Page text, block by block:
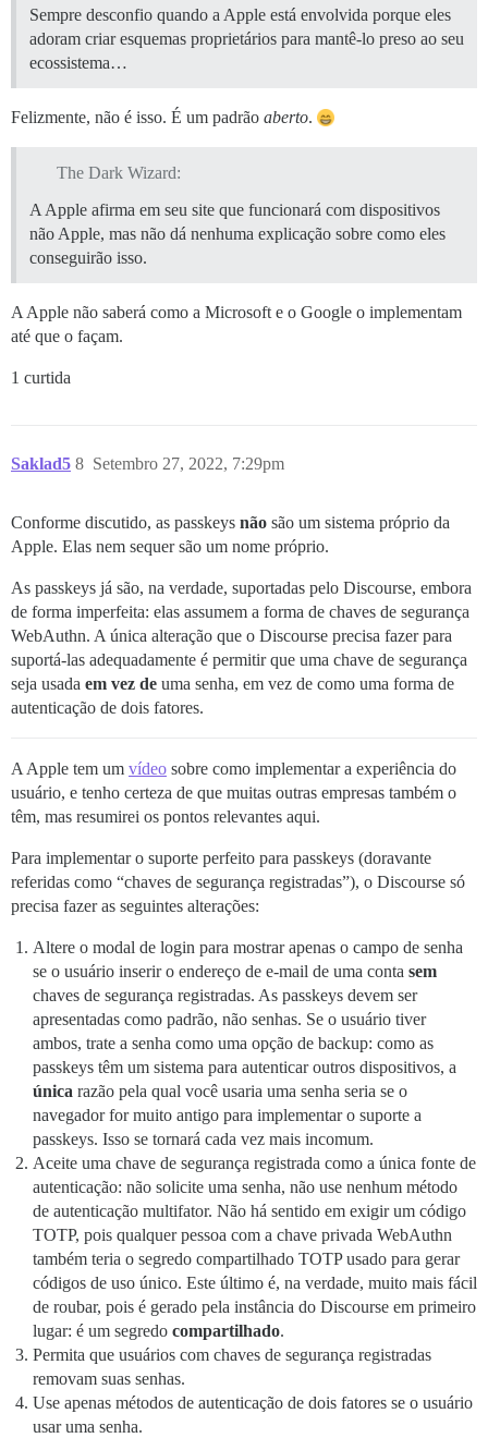
Sempre desconfio quando a Apple está envolvida porque eles
adoram criar esquemas proprietários para mantê-lo preso ao seu
ecossistema…
Felizmente, não é isso. É um padrão aberto.
The Dark Wizard:
A Apple afirma em seu site que funcionará com dispositivos
não Apple, mas não dá nenhuma explicação sobre como eles
conseguirão isso.
A Apple não saberá como a Microsoft e o Google o implementam
até que o façam.
1 curtida
Saklad5 Setembro 27, 2022, 7:29pm
8
Conforme discutido, as passkeys não são um sistema próprio da
Apple. Elas nem sequer são um nome próprio.
As passkeys já são, na verdade, suportadas pelo Discourse, embora
de forma imperfeita: elas assumem a forma de chaves de segurança
WebAuthn. A única alteração que o Discourse precisa fazer para
suportá-las adequadamente é permitir que uma chave de segurança
seja usada em vez de uma senha, em vez de como uma forma de
autenticação de dois fatores.
A Apple tem um vídeo sobre como implementar a experiência do
usuário, e tenho certeza de que muitas outras empresas também o
têm, mas resumirei os pontos relevantes aqui.
Para implementar o suporte perfeito para passkeys (doravante
referidas como “chaves de segurança registradas”), o Discourse só
precisa fazer as seguintes alterações:
Altere o modal de login para mostrar apenas o campo de senha
se o usuário inserir o endereço de e-mail de uma conta sem
chaves de segurança registradas. As passkeys devem ser
apresentadas como padrão, não senhas. Se o usuário tiver
ambos, trate a senha como uma opção de backup: como as
passkeys têm um sistema para autenticar outros dispositivos, a
única razão pela qual você usaria uma senha seria se o
navegador for muito antigo para implementar o suporte a
passkeys. Isso se tornará cada vez mais incomum.
Aceite uma chave de segurança registrada como a única fonte de
autenticação: não solicite uma senha, não use nenhum método
de autenticação multifator. Não há sentido em exigir um código
TOTP, pois qualquer pessoa com a chave privada WebAuthn
também teria o segredo compartilhado TOTP usado para gerar
códigos de uso único. Este último é, na verdade, muito mais fácil
de roubar, pois é gerado pela instância do Discourse em primeiro
lugar: é um segredo compartilhado.
Permita que usuários com chaves de segurança registradas
removam suas senhas.
Use apenas métodos de autenticação de dois fatores se o usuário
usar uma senha.